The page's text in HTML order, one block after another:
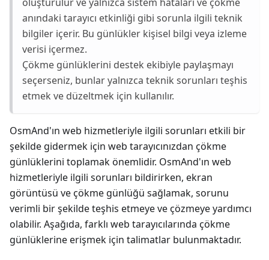
oluşturulur ve yalnızca sistem hataları ve çökme
anındaki tarayıcı etkinliği gibi sorunla ilgili teknik
bilgiler içerir. Bu günlükler kişisel bilgi veya izleme
verisi içermez.
Çökme günlüklerini destek ekibiyle paylaşmayı
seçerseniz, bunlar yalnızca teknik sorunları teşhis
etmek ve düzeltmek için kullanılır.
OsmAnd'ın web hizmetleriyle ilgili sorunları etkili bir
şekilde gidermek için web tarayıcınızdan çökme
günlüklerini toplamak önemlidir. OsmAnd'ın web
hizmetleriyle ilgili sorunları bildirirken, ekran
görüntüsü ve çökme günlüğü sağlamak, sorunu
verimli bir şekilde teşhis etmeye ve çözmeye yardımcı
olabilir. Aşağıda, farklı web tarayıcılarında çökme
günlüklerine erişmek için talimatlar bulunmaktadır.